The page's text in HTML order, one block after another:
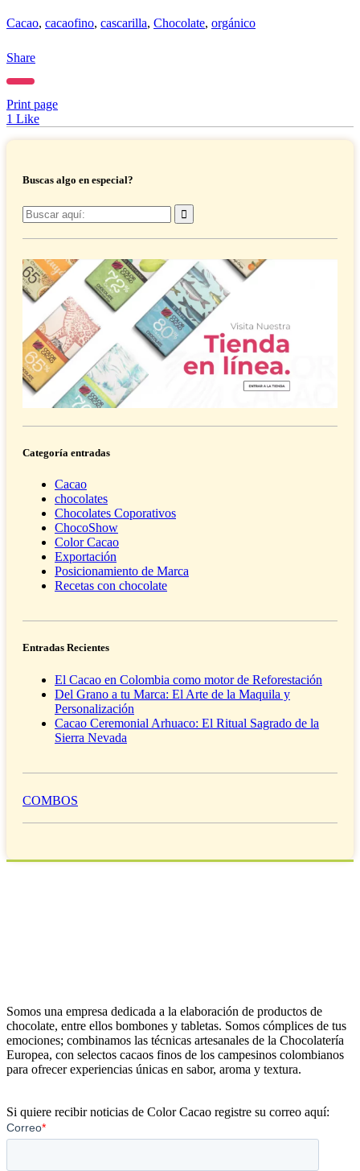
Cacao, cacaofino, cascarilla, Chocolate, orgánico
Share
Print page
1 Like
Buscas algo en especial?
Buscar
por:
Categoría entradas
Cacao
chocolates
Chocolates Coporativos
ChocoShow
Color Cacao
Exportación
Posicionamiento de Marca
Recetas con chocolate
Entradas Recientes
El Cacao en Colombia como motor de Reforestación
Del Grano a tu Marca: El Arte de la Maquila y
Personalización
Cacao Ceremonial Arhuaco: El Ritual Sagrado de la
Sierra Nevada
COMBOS
Somos una empresa dedicada a la elaboración de productos de
chocolate, entre ellos bombones y tabletas. Somos cómplices de tus
emociones; combinamos las técnicas artesanales de la Chocolatería
Europea, con selectos cacaos finos de los campesinos colombianos
para ofrecer experiencias únicas en sabor, aroma y textura.
Si quiere recibir noticias de Color Cacao registre su correo aquí: